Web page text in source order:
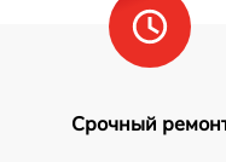
Срочный